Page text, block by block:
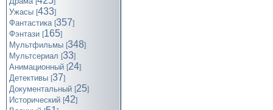
Ужасы [433]
Фантастика [357]
Фэнтази [165]
Мультфильмы [348]
Мультсериал [33]
Анимационный [24]
Детективы [37]
Документальный [25]
Исторический [42]